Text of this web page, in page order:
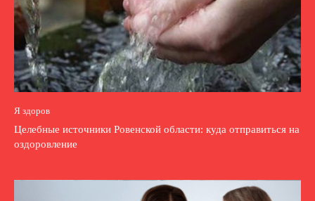
Я здоров
Целебные источники Ровенской области: куда отправиться на
оздоровление